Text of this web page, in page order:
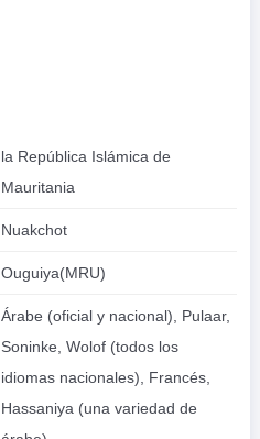
la República Islámica de
Mauritania
Nuakchot
Ouguiya(MRU)
Árabe (oficial y nacional), Pulaar,
Soninke, Wolof (todos los
idiomas nacionales), Francés,
Hassaniya (una variedad de